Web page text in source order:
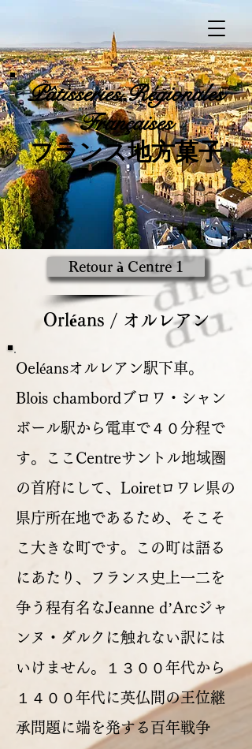
PâtisseriesRégionales
Françaises
​フランス地方菓子
Retour à Centre 1
Orléans / オルレアン
Oeléansオルレアン駅下車。
Blois chambordブロワ・シャン
ボール駅から電車で４０分程で
す。ここCentreサントル地域圏
の首府にして、Loiretロワレ県の
県庁所在地であるため、そこそ
こ大きな町です。この町は語る
にあたり、フランス史上一二を
争う程有名なJeanne d’Arcジャ
ンヌ・ダルクに触れない訳には
いけません。１３００年代から
１４００年代に英仏間の王位継
承問題に端を発する百年戦争